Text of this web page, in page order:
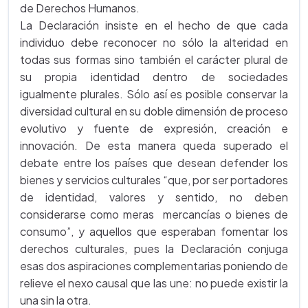
de Derechos Humanos.
La Declaración insiste en el hecho de que cada
individuo debe reconocer no sólo la alteridad en
todas sus formas sino también el carácter plural de
su propia identidad dentro de sociedades
igualmente plurales. Sólo así es posible conservar la
diversidad cultural en su doble dimensión de proceso
evolutivo y fuente de expresión, creación e
innovación. De esta manera queda superado el
debate entre los países que desean defender los
bienes y servicios culturales “que, por ser portadores
de identidad, valores y sentido, no deben
considerarse como meras mercancías o bienes de
consumo”, y aquellos que esperaban fomentar los
derechos culturales, pues la Declaración conjuga
esas dos aspiraciones complementarias poniendo de
relieve el nexo causal que las une: no puede existir la
una sin la otra.